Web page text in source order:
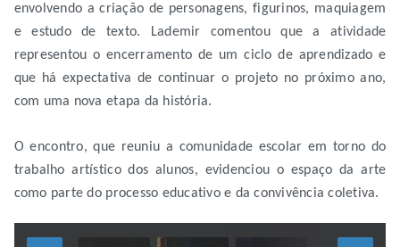
envolvendo a criação de personagens, figurinos, maquiagem
e estudo de texto. Lademir comentou que a atividade
representou o encerramento de um ciclo de aprendizado e
que há expectativa de continuar o projeto no próximo ano,
com uma nova etapa da história.
O encontro, que reuniu a comunidade escolar em torno do
trabalho artístico dos alunos, evidenciou o espaço da arte
como parte do processo educativo e da convivência coletiva.